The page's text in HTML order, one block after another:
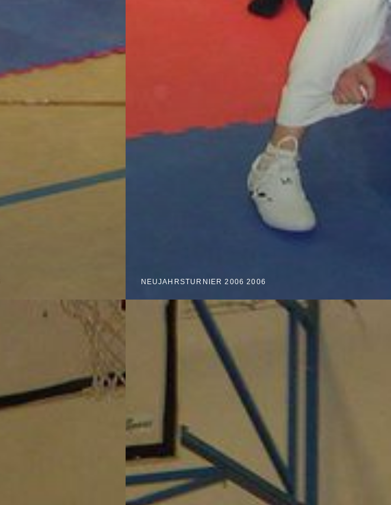
NEUJAHRSTURNIER 2006 2006